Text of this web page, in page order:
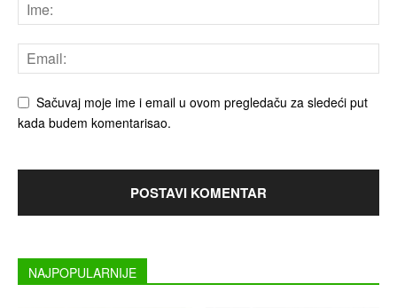
Sačuvaj moje ime i email u ovom pregledaču za sledeći put
kada budem komentarisao.
NAJPOPULARNIJE